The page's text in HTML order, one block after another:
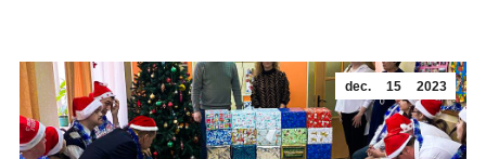
dec. 15 2023